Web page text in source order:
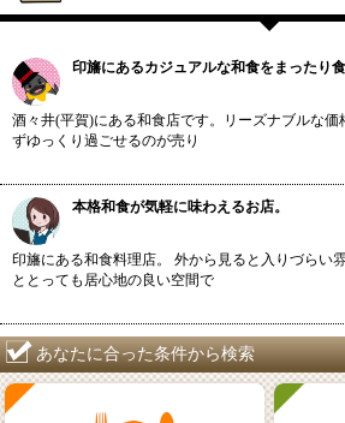
印旛にあるカジュアルな和食をまったり食
酒々井(平賀)にある和食店です。リーズナブルな
ずゆっくり過ごせるのが売り
本格和食が気軽に味わえるお店。
印旛にある和食料理店。 外から見ると入りづらい
ととっても居心地の良い空間で
あなたに合った条件から検索